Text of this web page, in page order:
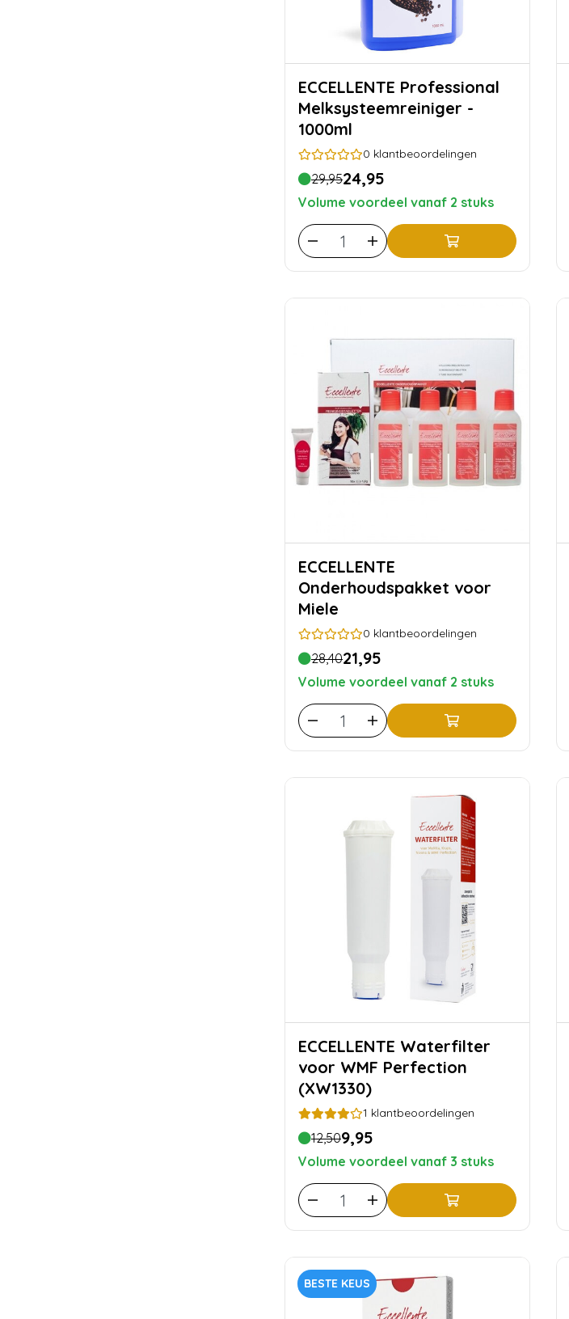
ECCELLENTE Professional
Melksysteemreiniger -
1000ml
0 klantbeoordelingen
29,9524,95
Volume voordeel vanaf 2 stuks
ECCELLENTE
Onderhoudspakket voor
Miele
0 klantbeoordelingen
28,4021,95
Volume voordeel vanaf 2 stuks
ECCELLENTE Waterfilter
voor WMF Perfection
(XW1330)
1 klantbeoordelingen
12,509,95
Volume voordeel vanaf 3 stuks
BESTE KEUS